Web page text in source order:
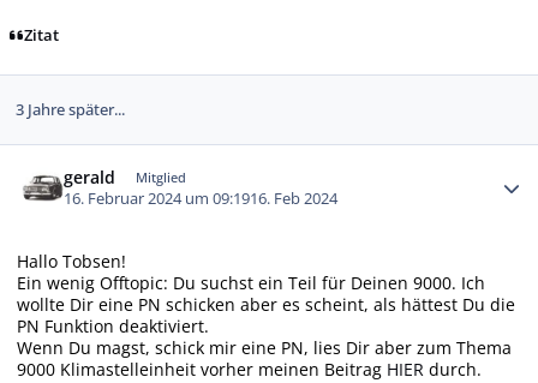
Zitat
3 Jahre später...
gerald Mitglied
16. Februar 2024 um 09:1916. Feb 2024
Hallo Tobsen!
Ein wenig Offtopic: Du suchst ein Teil für Deinen 9000. Ich
wollte Dir eine PN schicken aber es scheint, als hättest Du die
PN Funktion deaktiviert.
Wenn Du magst, schick mir eine PN, lies Dir aber zum Thema
9000 Klimastelleinheit vorher meinen Beitrag HIER durch.